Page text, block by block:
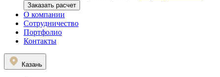
Заказать расчет
О компании
Сотрудничество
Портфолио
Контакты
Казань